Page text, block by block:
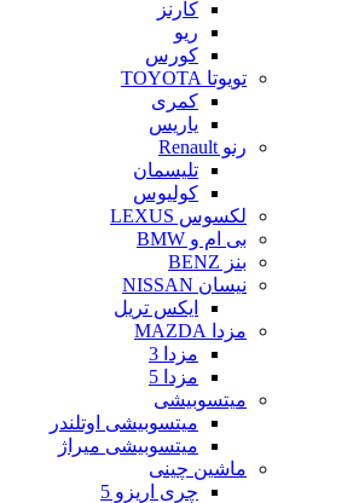
کارنز
ریو
کورس
تویوتا TOYOTA
کمری
یاریس
رنو Renault
تلیسمان
کولیوس
لکسوس LEXUS
بی ام و BMW
بنز BENZ
نیسان NISSAN
ایکس تریل
مزدا MAZDA
مزدا 3
مزدا 5
میتسوبیشی
میتسوبیشی اوتلندر
میتسوبیشی میراژ
ماشین چینی
چری اریزو 5